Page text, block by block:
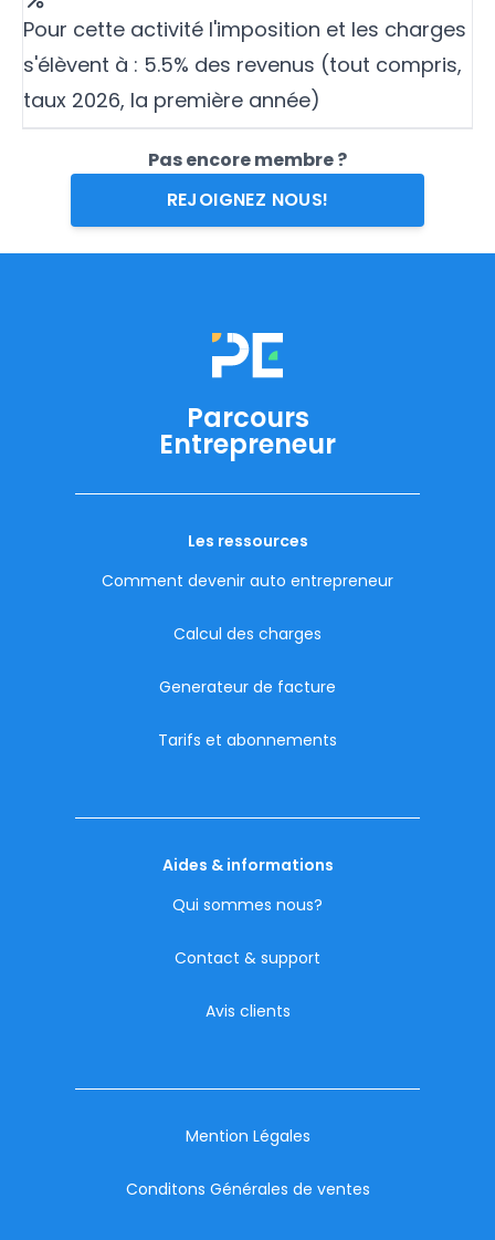
Pour cette activité l'imposition et les charges
s'élèvent à : 5.5% des revenus (tout compris,
taux 2026, la première année)
Pas encore membre ?
REJOIGNEZ NOUS!
Parcours
Entrepreneur
Les ressources
Comment devenir auto entrepreneur
Calcul des charges
Generateur de facture
Tarifs et abonnements
Aides & informations
Qui sommes nous?
Contact & support
Avis clients
Mention Légales
Conditons Générales de ventes